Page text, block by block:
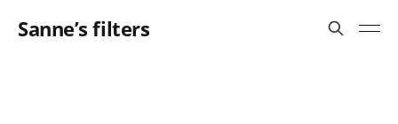
Sanne’s filters